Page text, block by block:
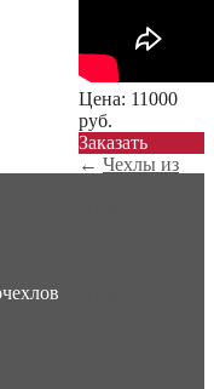
Цена: 11000
руб.
Заказать
← Чехлы из